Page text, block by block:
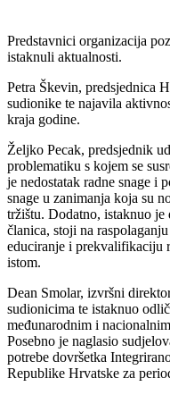
Predstavnici organizacija
istaknuli aktualnosti.
Petra Škevin, predsjednica
sudionike te najavila
kraja godine.
Željko Pecak, predsjednik
problematiku s kojem se
je nedostatak radne snage i
snage u zanimanja koja su
tržištu. Dodatno, istaknuo
članica, stoji na
educiranje i prekvalifikaciju
istom.
Dean Smolar, izvršni
sudionicima te istaknuo
međunarodnim i
Posebno je naglasio
potrebe dovršetka
Republike Hrvatske za